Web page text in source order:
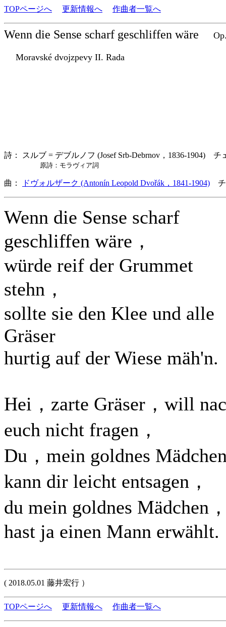
TOPページへ 更新情報へ 作曲者一覧へ
Wenn die Sense scharf geschliffen wäre
Moravské dvojzpevy II. Rada
詩： スルブ = デブルノフ (Josef Srb-Debrnov，1836-1904) チ
原詩：モラヴィア詞
曲： ドヴォルザーク (Antonín Leopold Dvořák，1841-1904) チ
Wenn die Sense scharf
geschliffen wäre，
würde reif der Grummet
stehn，
sollte sie den Klee und alle
Gräser
hurtig auf der Wiese mäh'n.
Hei，zarte Gräser，will
euch nicht fragen，
Du，mein goldnes
kann dir leicht entsagen，
du mein goldnes Mädchen
hast ja einen Mann erwählt.
( 2018.05.01 藤井宏行 ）
TOPページへ 更新情報へ 作曲者一覧へ